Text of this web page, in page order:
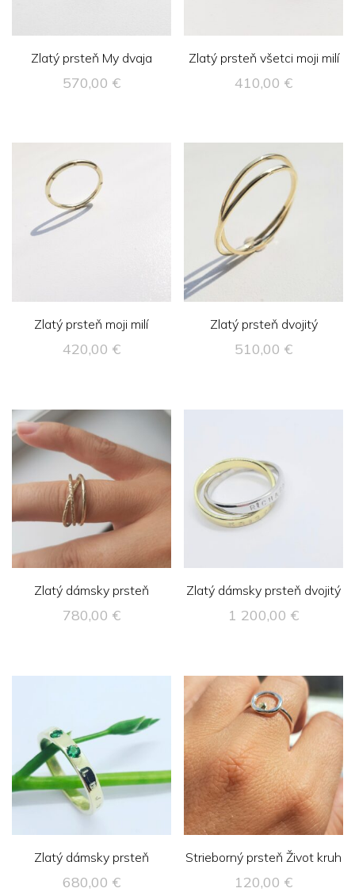
Zlatý prsteň My dvaja
570,00 €
Zlatý prsteň všetci moji milí
410,00€
Zlatý prsteň moji milí
420,00 €
Zlatý prsteň dvojitý
510,00€
Zlatý dámsky prsteň
780,00 €
Zlatý dámsky prsteň dvojitý
1 200,00€
Zlatý dámsky prsteň
680,00 €
Strieborný prsteň Život kruh
120,00€